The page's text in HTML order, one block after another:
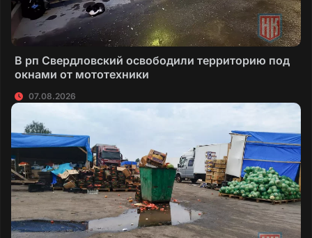
В рп Свердловский освободили территорию под
окнами от мототехники
07.08.2026